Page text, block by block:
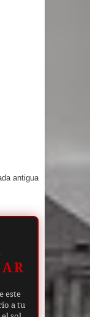
antigua
este
a tu